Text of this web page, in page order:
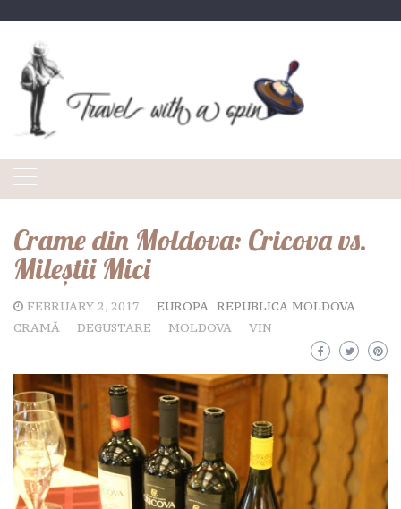
content
Crame din Moldova: Cricova vs.
Mileștii Mici
FEBRUARY 2, 2017 EUROPA REPUBLICA MOLDOVA
CRAMĂ
DEGUSTARE MOLDOVA VIN